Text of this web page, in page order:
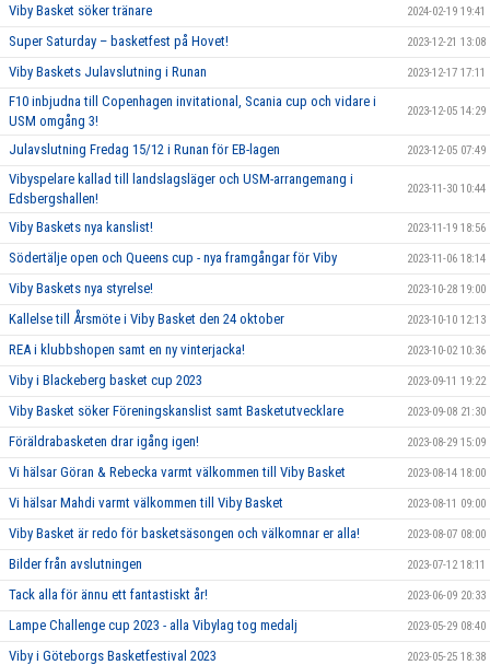
Viby Basket söker tränare 2024-02-19 19:41
Super Saturday – basketfest på Hovet! 2023-12-21 13:08
Viby Baskets Julavslutning i Runan 2023-12-17 17:11
F10 inbjudna till Copenhagen invitational, Scania cup och vidare i
USM omgång 3!
2023-12-05 14:29
Julavslutning Fredag 15/12 i Runan för EB-lagen 2023-12-05 07:49
Vibyspelare kallad till landslagsläger och USM-arrangemang i
Edsbergshallen!
2023-11-30 10:44
Viby Baskets nya kanslist! 2023-11-19 18:56
Södertälje open och Queens cup - nya framgångar för Viby 2023-11-06 18:14
Viby Baskets nya styrelse! 2023-10-28 19:00
Kallelse till Årsmöte i Viby Basket den 24 oktober 2023-10-10 12:13
REA i klubbshopen samt en ny vinterjacka! 2023-10-02 10:36
Viby i Blackeberg basket cup 2023 2023-09-11 19:22
Viby Basket söker Föreningskanslist samt Basketutvecklare 2023-09-08 21:30
Föräldrabasketen drar igång igen! 2023-08-29 15:09
Vi hälsar Göran & Rebecka varmt välkommen till Viby Basket 2023-08-14 18:00
Vi hälsar Mahdi varmt välkommen till Viby Basket 2023-08-11 09:00
Viby Basket är redo för basketsäsongen och välkomnar er alla! 2023-08-07 08:00
Bilder från avslutningen 2023-07-12 18:11
Tack alla för ännu ett fantastiskt år! 2023-06-09 20:33
Lampe Challenge cup 2023 - alla Vibylag tog medalj 2023-05-29 08:40
Viby i Göteborgs Basketfestival 2023 2023-05-25 18:38